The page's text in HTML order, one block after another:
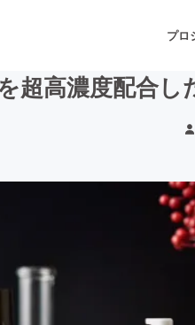
プロ
ェット ゲーム
書籍・雑
超高濃度配合し